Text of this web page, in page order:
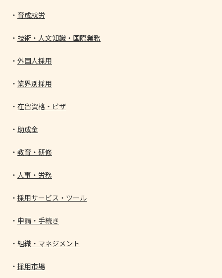
育成就労
技術・人文知識・国際業務
外国人採用
業界別採用
在留資格・ビザ
助成金
教育・研修
人事・労務
採用サービス・ツール
申請・手続き
組織・マネジメント
採用市場